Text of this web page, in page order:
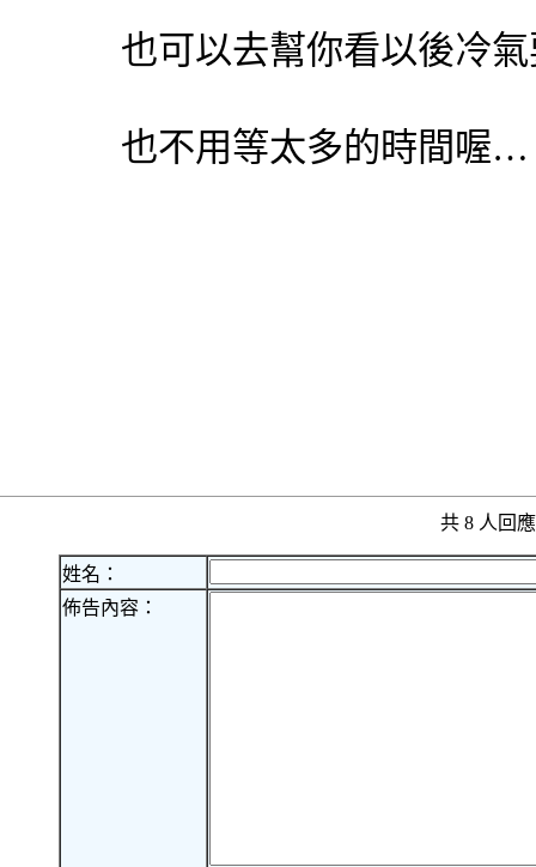
也可以去幫你看以後冷
也不用等太多的時間喔…
共 8 人回
姓名：
佈告內容：